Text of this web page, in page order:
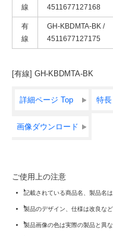
線
4511677127168
有
線
GH-KBDMTA-BK /
4511677127175
[有線] GH-KBDMTA-BK
詳細ページ Top 特長
画像ダウンロード
ご使用上の注意
記載されている商品名、製品名
製品のデザイン、仕様は改良な
製品画像の色は実際の製品と異な